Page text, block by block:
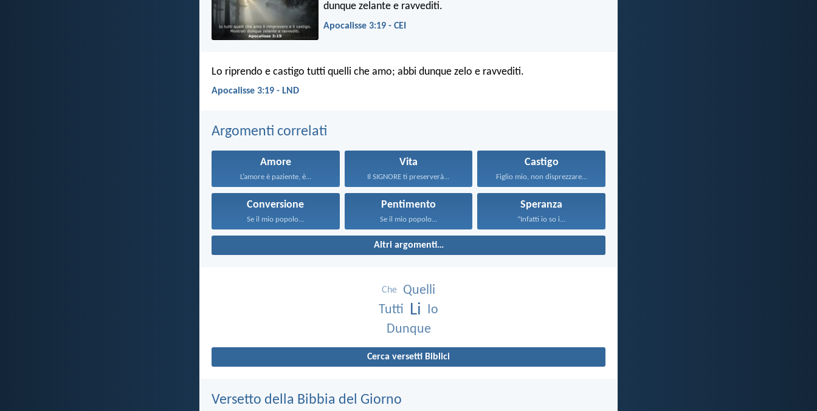
dunque zelante e ravvediti.
Apocalisse 3:19 - CEI
Lo riprendo e castigo tutti quelli che amo; abbi dunque zelo e ravvediti.
Apocalisse 3:19 - LND
Argomenti correlati
Amore
L’amore è paziente, è...
Vita
Il SIGNORE ti preserverà...
Castigo
Figlio mio, non disprezzare...
Conversione
Se il mio popolo...
Pentimento
Se il mio popolo...
Speranza
“Infatti io so i...
Altri argomenti…
Che
Quelli
Tutti Li Io
Dunque
Cerca versetti Biblici
Versetto della Bibbia del Giorno